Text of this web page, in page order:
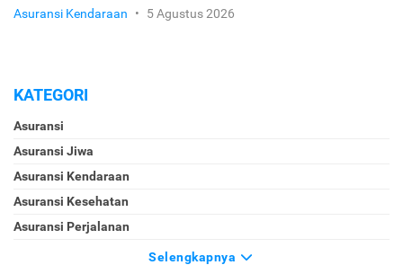
Asuransi Kendaraan • 5 Agustus 2026
KATEGORI
Asuransi
Asuransi Jiwa
Asuransi Kendaraan
Asuransi Kesehatan
Asuransi Perjalanan
Selengkapnya